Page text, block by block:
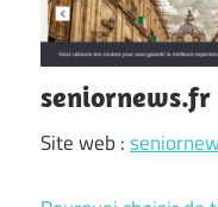
seniornews.fr
Site web :